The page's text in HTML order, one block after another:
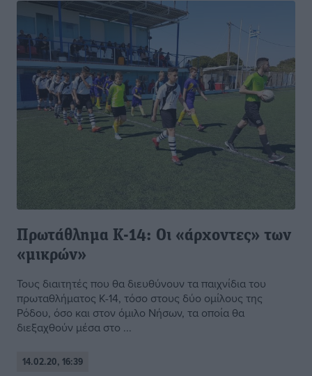
Πρωτάθλημα Κ-14: Οι «άρχοντες» των
«μικρών»
Τους διαιτητές που θα διευθύνουν τα παιχνίδια του
πρωταθλήματος Κ-14, τόσο στους δύο ομίλους της
Ρόδου, όσο και στον όμιλο Νήσων, τα οποία θα
διεξαχθούν μέσα στο ...
14.02.20, 16:39